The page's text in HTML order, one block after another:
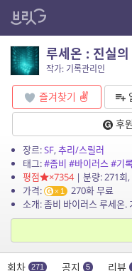
루세온 : 진실
작가: 기록관리인
즐겨찾기
후원
장르:SF,추리/스릴러
태그:#좀비 #바이러스#기
평점
×7354| 분량: 271회,
가격:
1
270화 무료
회차 271 공지 5 리뷰